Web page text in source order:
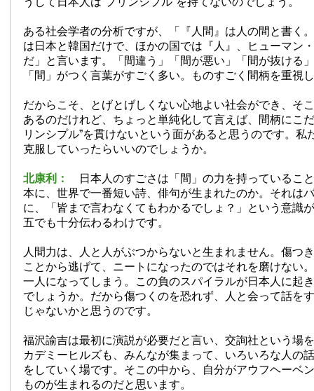
ある社会学者の分析ですが、「『人間』は人の間と書く
は日本と韓国だけで、ほかの国では『人』、ヒューマン
だ」と言います。「間違う」「間が悪い」「間が抜ける
「間」がつく言葉がすごく多い。ものすごく間柄を重視
だからこそ、とげとげしくない心地よい社会ができ、そ
あるのだけれど、ちょっと単純化して言えば、間柄にこ
リンシプル”を貫けないという面があると思うのです。私
克服していったらいいのでしょうか。
北康利：
日本人のすごさは「間」の力を持っているこ
本に、世界で一番短い詩、俳句が生まれたのか。それは
に、「皆まで言わなくてもわかるでしょ？」という意識
五でも十分伝わるわけです。
人間力は、人と人がぶつからないと生まれません。傷つ
ことから逃げて、ニートになったのではそれを磨けない
一人になってしまう。この負のスパイラルが日本人に起
でしょうか。だから傷つくのを恐れず、人と会って話を
じゃないかと思うのです。
福沢諭吉は最初に演説が必要だと言い、交詢社という場
カデミーヒルズも、みんなが集まって、いろいろな人の
をしていく場です。そこの中から、自分がアウフヘーベ
ものが生まれるのだと思います。